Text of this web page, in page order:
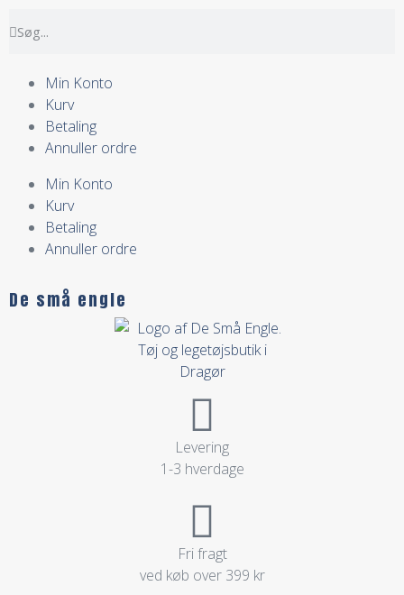
Min Konto
Kurv
Betaling
Annuller ordre
Min Konto
Kurv
Betaling
Annuller ordre
De små engle
Levering
1-3 hverdage
Fri fragt
ved køb over 399 kr